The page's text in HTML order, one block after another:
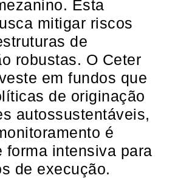
Esta
mitigar riscos
de
robustas. O Ceter
em fundos que
de originação
autossustentáveis,
é
forma intensiva para
de execução.